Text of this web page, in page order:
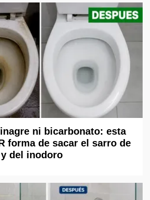
ni bicarbonato: esta
forma de sacar el sarro de
del inodoro